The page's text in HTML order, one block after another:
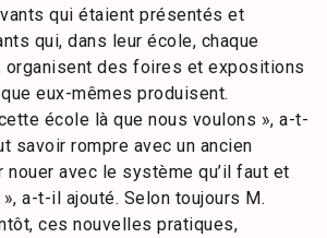
qui étaient présentés et
qui, dans leur école, chaque
organisent des foires et expositions
eux-mêmes produisent.
cette école là que nous voulons », a-t-
savoir rompre avec un ancien
avec le système qu’il faut et
a-t-il ajouté. Selon toujours M.
ces nouvelles pratiques,